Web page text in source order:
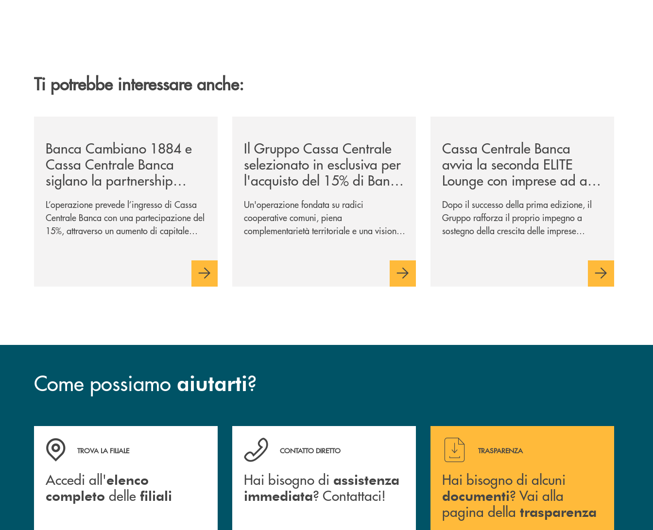
Ti potrebbe interessare anche:
Banca Cambiano 1884 e
Cassa Centrale Banca
siglano la partnership
strategica
L’operazione prevede l’ingresso di Cassa
Centrale Banca con una partecipazione del
15%, attraverso un aumento di capitale
sulla condivisione di valori comuni e sulla
prossimità ai territori, per ampliare l’offerta
Il Gruppo Cassa Centrale
selezionato in esclusiva per
l'acquisto del 15% di Banca
Cambiano 1884
Un'operazione fondata su radici
cooperative comuni, piena
complementarietà territoriale e una visione
Cassa Centrale Banca
avvia la seconda ELITE
Lounge con imprese ad alto
potenziale
Dopo il successo della prima edizione, il
Gruppo rafforza il proprio impegno a
sostegno della crescita delle imprese
Come possiamo aiutarti?
Accedi all' elenco completo delle filiali
TROVA LA FILIALE
Accedi all'elenco
completo delle filiali
Hai bisogno di assistenza immediata ? Contattaci!
CONTATTO DIRETTO
Hai bisogno di assistenza
immediata? Contattaci!
Hai bisogno di alcuni documenti ? Vai alla pagina della
TRASPARENZA
Hai bisogno di alcuni
documenti? Vai alla
pagina della trasparenza